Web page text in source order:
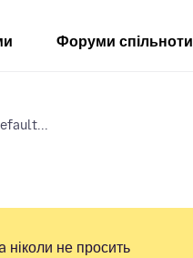
Форуми спільноти
не просить